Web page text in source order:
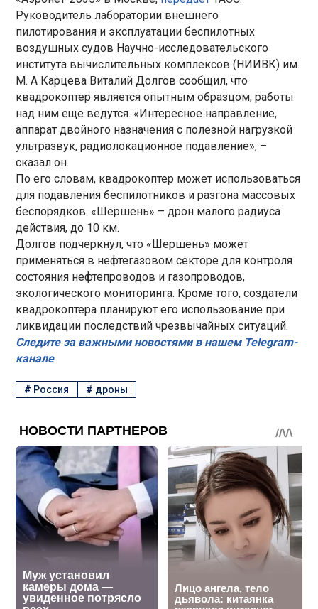
Руководитель лаборатории внешнего
пилотирования и эксплуатации беспилотных
воздушных судов Научно-исследовательского
института вычислительных комплексов (НИИВК) им.
М. А Карцева Виталий Долгов сообщил, что
квадрокоптер является опытным образцом, работы
над ним еще ведутся. «Интересное направление,
аппарат двойного назначения с полезной нагрузкой
ультразвук, радиолокационное подавление», –
сказал он.
По его словам, квадрокоптер может использоваться
для подавления беспилотников и разгона массовых
беспорядков. «Шершень» – дрон малого радиуса
действия, до 10 км.
Долгов подчеркнул, что «Шершень» может
применяться в нефтегазовом секторе для контроля
состояния нефтепроводов и газопроводов,
экологического мониторинга. Кроме того, создатели
квадрокоптера планируют его использование при
ликвидации последствий чрезвычайных ситуаций.
Следите за важными новостями в нашем Telegram-
канале
# Россия # дроны